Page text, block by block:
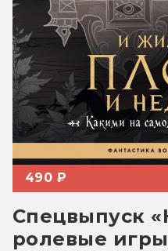
490 ₽
Спецвыпуск
ролевые